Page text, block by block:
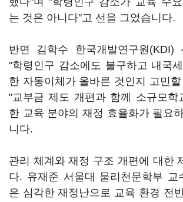
는 것은 아니다"고 선을 그었습니다.
반면 김학수 한국개발연구원(KDI)
"학령인구 감소에도 불구하고 내국
한 자동이체가 올바른 것인지 고민
"교부금 제도 개편과 함께 소규모학
한 교육 분야의 재정 효율화가 필요
니다.
관리 체계와 재정 구조 개편에 대한
다. 유재준 서울대 물리천문학부 교
은 심각한 재정난으로 교육 환경 전